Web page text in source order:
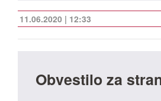
11.06.2020 | 12:33
Obvestilo za